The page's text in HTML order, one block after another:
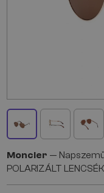
Moncler —
POLARIZÁLT